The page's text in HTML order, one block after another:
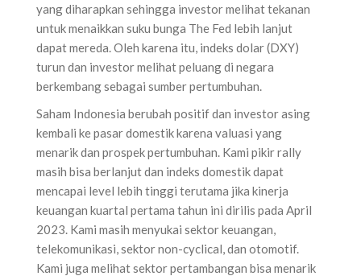
yang diharapkan sehingga investor melihat tekanan
untuk menaikkan suku bunga The Fed lebih lanjut
dapat mereda. Oleh karena itu, indeks dolar (DXY)
turun dan investor melihat peluang di negara
berkembang sebagai sumber pertumbuhan.
Saham Indonesia berubah positif dan investor asing
kembali ke pasar domestik karena valuasi yang
menarik dan prospek pertumbuhan. Kami pikir rally
masih bisa berlanjut dan indeks domestik dapat
mencapai level lebih tinggi terutama jika kinerja
keuangan kuartal pertama tahun ini dirilis pada April
2023. Kami masih menyukai sektor keuangan,
telekomunikasi, sektor non-cyclical, dan otomotif.
Kami juga melihat sektor pertambangan bisa menarik